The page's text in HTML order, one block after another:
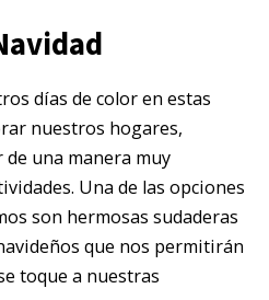
días de color en estas
nuestros hogares,
una manera muy
Una de las opciones
son hermosas sudaderas
que nos permitirán
toque a nuestras